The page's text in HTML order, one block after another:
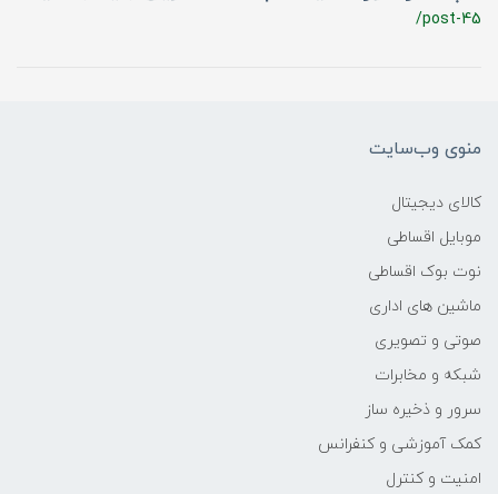
/post-45
منوی وب‌سایت
کالای دیجیتال
موبایل اقساطی
نوت بوک اقساطی
ماشین های اداری
صوتی و تصویری
شبکه و مخابرات
سرور و ذخیره ساز
کمک آموزشی و کنفرانس
امنیت و کنترل